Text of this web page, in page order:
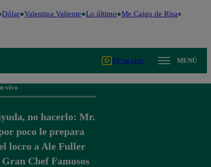
Valentina Valiente Lo último Me Caigo de Risa Perú
TV en vivo MENÚ
vivo
no hacerlo: Mr.
poco le prepara
locro a Ale Fuller
Chef Famosos